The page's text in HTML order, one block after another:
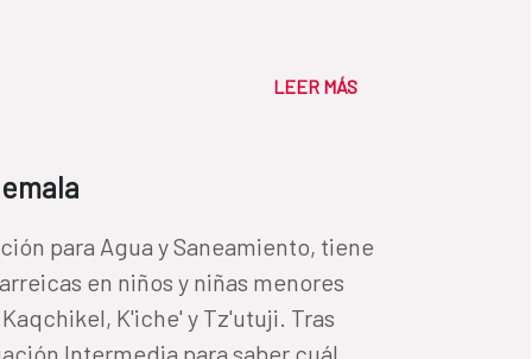
LEER MÁS
para Agua y Saneamiento, tiene
en niños y niñas menores
K'iche' y Tz'utuji. Tras
Intermedia para saber cuál